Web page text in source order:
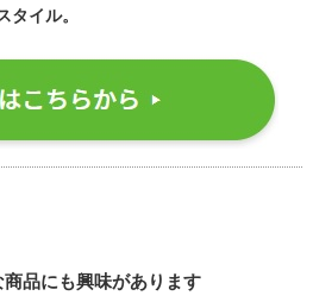
タイル。
品にも興味があります